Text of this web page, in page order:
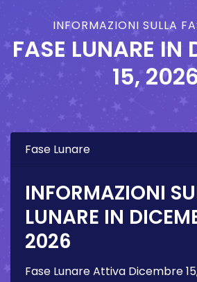
INFORMAZIONI SULLA
FASE LUNARE IN
15,
Fase Lunare
INFORMAZIONI
LUNARE IN
2026
Fase Lunare Attiva Dicembre